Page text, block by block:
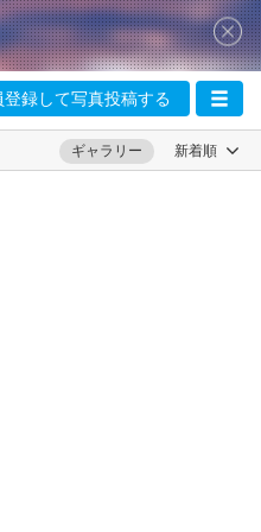
登録して写真投稿する
ギャラリー 新着順